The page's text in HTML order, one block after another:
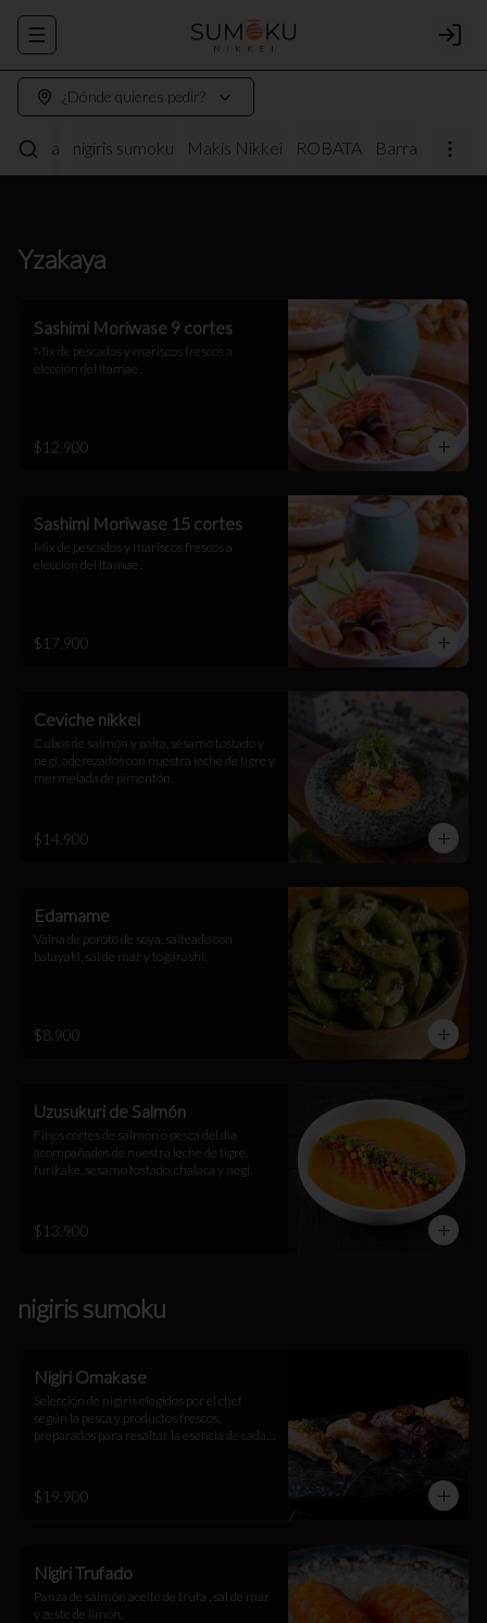
Abrir menu de navegación Login
¿Dónde quieres pedir?
Yzakaya nigiris sumoku Makis Nikkei ROBATA Barra
Yzakaya
Sashimi Moriwase 9 cortes
Mix de pescados y mariscos frescos a
elección del itamae .
$12.900
Sashimi Moriwase 15 cortes
Mix de pescados y mariscos frescos a
elección del itamae .
$17.900
Ceviche nikkei
Cubos de salmón y palta, sésamo tostado y
negi, aderezados con nuestra leche de tigre y
mermelada de pimentón.
$14.900
Edamame
Vaina de poroto de soya, salteado con
batayaki, sal de mar y togarashi.
$8.900
Uzusukuri de Salmón
Finos cortes de salmon o pesca del dia
acompañados de nuestra leche de tigre,
furikake, sesamo tostado, chalaca y negi.
$13.900
nigiris sumoku
Nigiri Omakase
Selección de nigiris elegidos por el chef
según la pesca y productos frescos,
preparados para resaltar la esencia de cada
$19.900
Nigiri Trufado
Panza de salmón aceite de trufa , sal de mar
y zeste de limón.